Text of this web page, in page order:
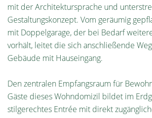
mit der Architektursprache und
Gestaltungskonzept. Vom geräumig
mit Doppelgarage, der bei Bedarf
vorhält, leitet die sich anschließende
Gebäude mit Hauseingang.
Den zentralen Empfangsraum für
Gäste dieses Wohndomizil bildet im
stilgerechtes Entrée mit direkt